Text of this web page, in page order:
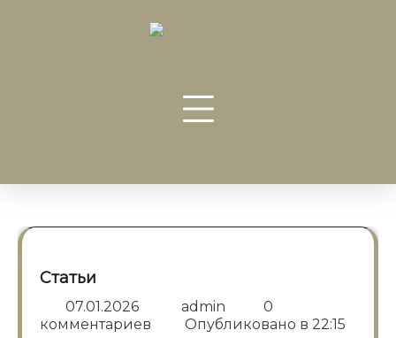
Статьи
07.01.2026 admin
0
комментариев
Опубликовано в 22:15